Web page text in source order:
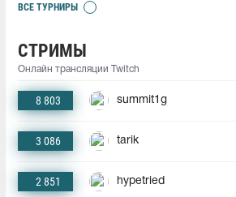
ВСЕ ТУРНИРЫ
СТРИМЫ
Онлайн трансляции Twitch
8 803 summit1g
3 086 tarik
2 851 hypetried